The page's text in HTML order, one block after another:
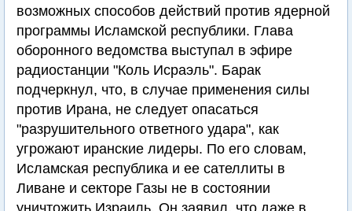
возможных способов действий против ядерной
программы Исламской республики. Глава
оборонного ведомства выступал в эфире
радиостанции "Коль Исраэль". Барак
подчеркнул, что, в случае применения силы
против Ирана, не следует опасаться
"разрушительного ответного удара", как
угрожают иранские лидеры. По его словам,
Исламская республика и ее сателлиты в
Ливане и секторе Газы не в состоянии
уничтожить Израиль. Он заявил, что даже в